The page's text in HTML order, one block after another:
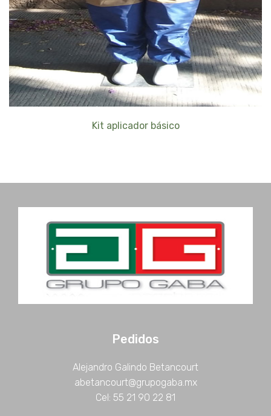
Kit aplicador básico
Pedidos
Alejandro Galindo Betancourt
abetancourt@grupogaba.mx
Cel: 55 21 90 22 81